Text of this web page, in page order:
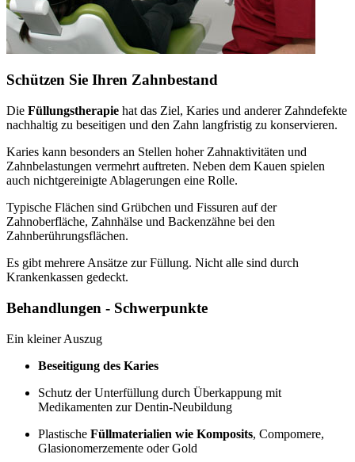
Schützen Sie Ihren Zahnbestand
Die Füllungstherapie hat das Ziel, Karies und anderer Zahndefekte
nachhaltig zu beseitigen und den Zahn langfristig zu konservieren.
Karies kann besonders an Stellen hoher Zahnaktivitäten und
Zahnbelastungen vermehrt auftreten. Neben dem Kauen spielen
auch nichtgereinigte Ablagerungen eine Rolle.
Typische Flächen sind Grübchen und Fissuren auf der
Zahnoberfläche, Zahnhälse und Backenzähne bei den
Zahnberührungsflächen.
Es gibt mehrere Ansätze zur Füllung. Nicht alle sind durch
Krankenkassen gedeckt.
Behandlungen - Schwerpunkte
Ein kleiner Auszug
Beseitigung des Karies
Schutz der Unterfüllung durch Überkappung mit
Medikamenten zur Dentin-Neubildung
Plastische Füllmaterialien wie Komposits, Compomere,
Glasionomerzemente oder Gold